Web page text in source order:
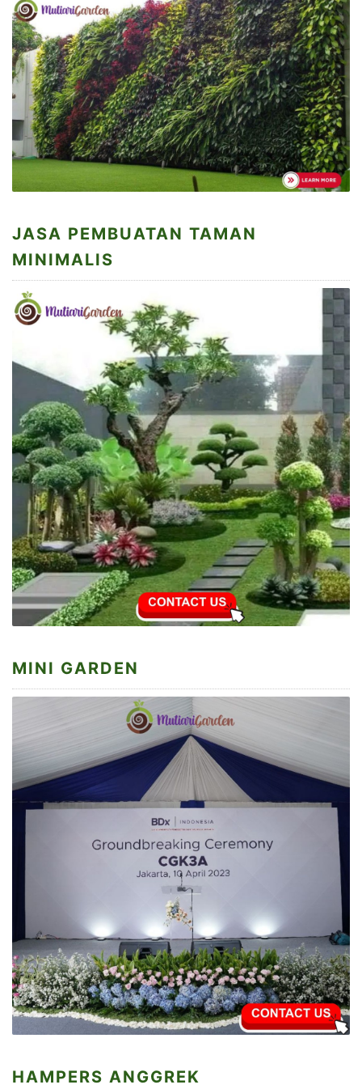
JASA PEMBUATAN TAMAN
MINIMALIS
MINI GARDEN
HAMPERS ANGGREK